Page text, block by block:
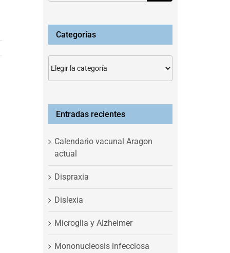
Categorías
Entradas recientes
Calendario vacunal Aragon
actual
Dispraxia
Dislexia
Microglia y Alzheimer
Mononucleosis infecciosa